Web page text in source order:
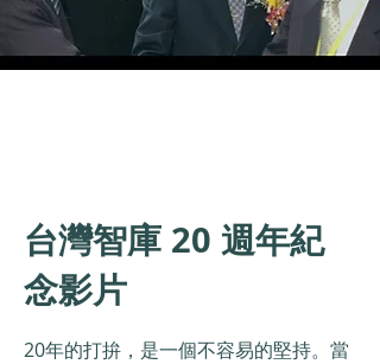
台灣智庫 20 週年紀
念影片
20年的打拚，是一個不容易的堅持。當